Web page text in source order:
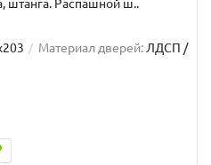
штанга. Распашной ш..
Материал дверей: ЛДСП /